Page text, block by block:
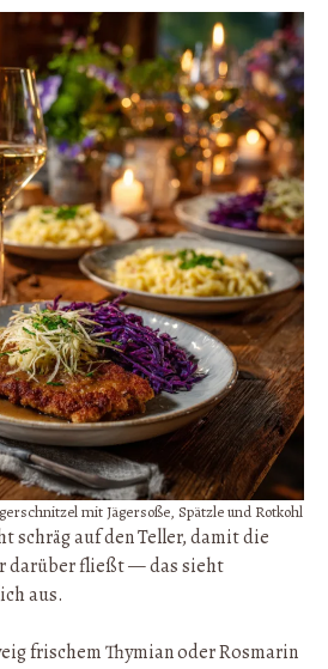
mit Jägersoße, Spätzle und Rotkohl
schräg auf den Teller, damit die
darüber fließt — das sieht
aus.
frischem Thymian oder Rosmarin